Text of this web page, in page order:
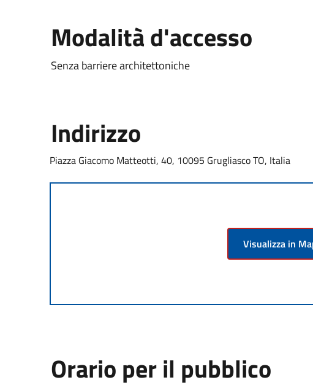
Modalità d'accesso
Senza barriere architettoniche
Indirizzo
Piazza Giacomo Matteotti, 40, 10095 Grugliasco TO, Italia
Visualizza in
Orario per il pubblico